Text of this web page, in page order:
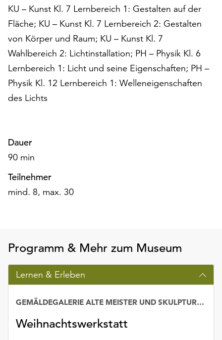
anpassen,
erreichen
Sie
die
Einstellungen
über
die
Schaltfläche
„Auswählen“.
finden
in
unserer
oder
KU – Kunst Kl. 7 Lernbereich 1: Gestalten auf der
Fläche; KU – Kunst Kl. 7 Lernbereich 2: Gestalten
von Körper und Raum; KU – Kunst Kl. 7
Wahlbereich 2: Lichtinstallation; PH – Physik Kl. 6
Lernbereich 1: Licht und seine Eigenschaften; PH –
Physik Kl. 12 Lernbereich 1: Welleneigenschaften
des Lichts
Dauer
90 min
Teilnehmer
mind. 8, max. 30
Programm & Mehr zum Museum
Lernen & Erleben
Weihnachtswerkstatt
GEMÄLDEGALERIE ALTE MEISTER UND SKULPTURENSAMMLUNG BIS 1800